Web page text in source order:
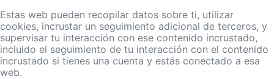
Estas web pueden recopilar datos sobre ti, utilizar
cookies, incrustar un seguimiento adicional de terceros, y
supervisar tu interacción con ese contenido incrustado,
incluido el seguimiento de tu interacción con el contenido
incrustado si tienes una cuenta y estás conectado a esa
web.